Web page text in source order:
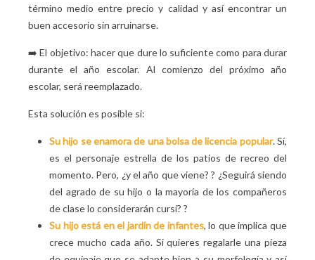
término medio entre precio y calidad y así encontrar un
buen accesorio sin arruinarse.
➡️ El objetivo: hacer que dure lo suficiente como para durar
durante el año escolar. Al comienzo del próximo año
escolar, será reemplazado.
Esta solución es posible si:
Su hijo se enamora de una bolsa de licencia popular. Sí,
es el personaje estrella de los patios de recreo del
momento. Pero, ¿y el año que viene? ? ¿Seguirá siendo
del agrado de su hijo o la mayoría de los compañeros
de clase lo considerarán cursi? ?
Su hijo está en el jardín de infantes, lo que implica que
crece mucho cada año. Si quieres regalarle una pieza